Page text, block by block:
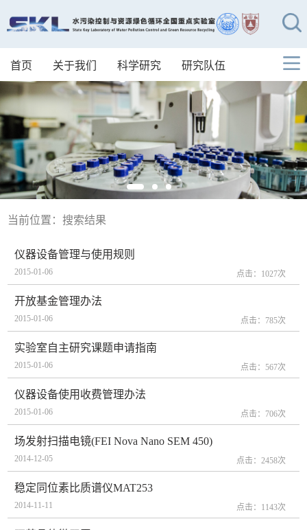
首页 关于我们 科学研究 研究队伍
当前位置：搜索结果
仪器设备管理与使用规则
2015-01-06 点击： 1027次
开放基金管理办法
2015-01-06 点击： 785次
实验室自主研究课题申请指南
2015-01-06 点击： 567次
仪器设备使用收费管理办法
2015-01-06 点击： 706次
场发射扫描电镜(FEI Nova Nano SEM 450)
2014-12-05 点击： 2458次
稳定同位素比质谱仪MAT253
2014-11-11 点击： 1143次